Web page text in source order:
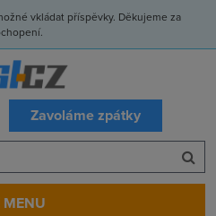
vkládat příspěvky. Děkujeme za
Zavoláme zpátky
MENU